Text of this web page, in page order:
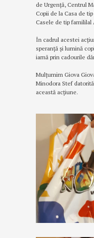
de Urgență, Centrul
Copii de la Casa de
Casele de tip famililal
În cadrul acestei
speranţă şi lumină
iarnă prin cadourile
Mulțumim Giova
Minodora Stef
această acțiune.